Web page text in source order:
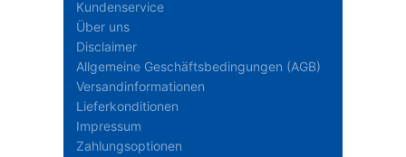
Kundenservice
Über uns
Disclaimer
Allgemeine Geschäftsbedingungen (AGB)
Versandinformationen
Lieferkonditionen
Impressum
Zahlungsoptionen